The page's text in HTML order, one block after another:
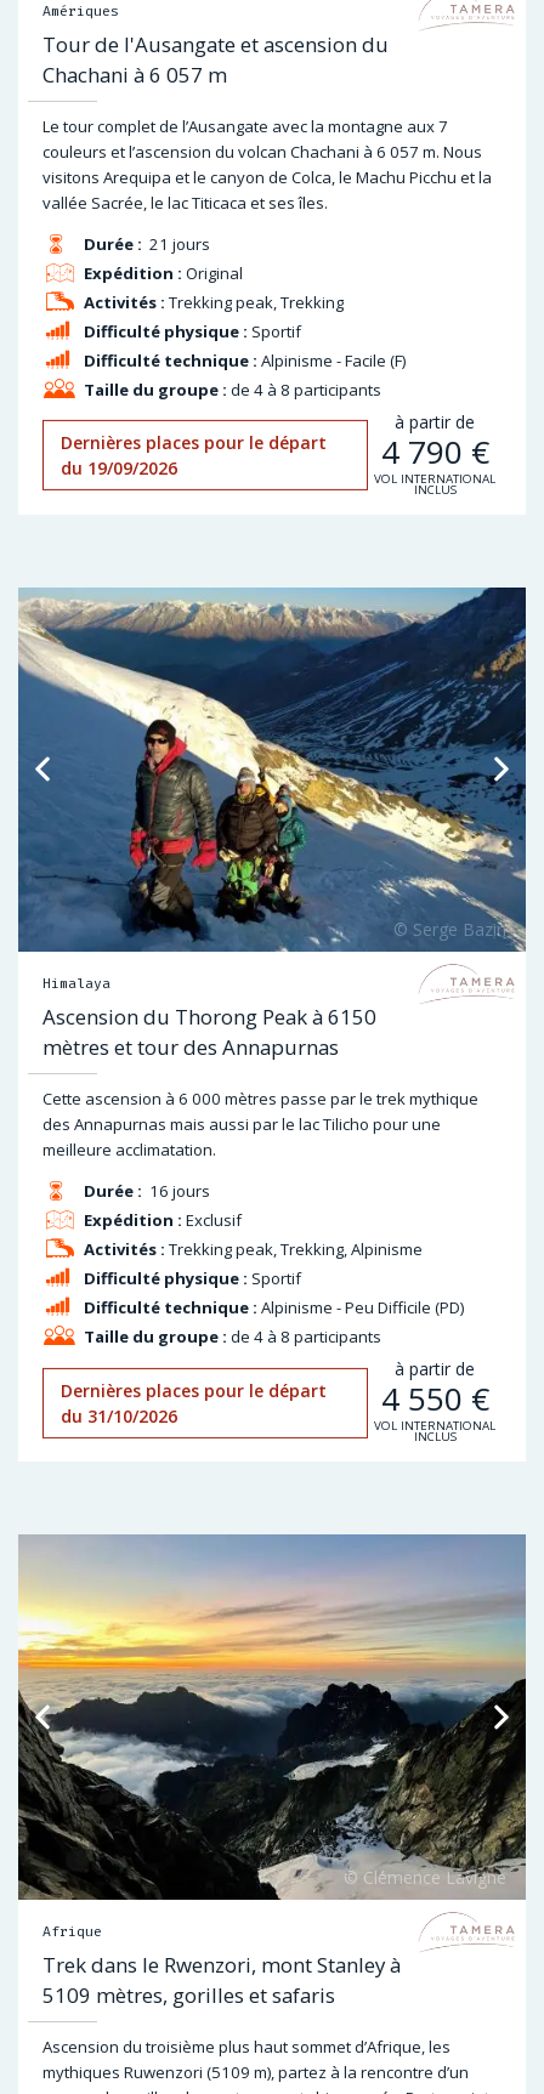
Amériques
Tour de l'Ausangate et ascension du
Chachani à 6 057 m
Le tour complet de l’Ausangate avec la montagne aux 7
couleurs et l’ascension du volcan Chachani à 6 057 m. Nous
visitons Arequipa et le canyon de Colca, le Machu Picchu et la
vallée Sacrée, le lac Titicaca et ses îles.
Durée : 21 jours
Difficulté physique : Sportif
Expédition : Original
Difficulté technique : Alpinisme - Facile (F)
Activités : Trekking peak, Trekking
Taille du groupe : de 4 à 8 participants
Dernières places pour le départ
du 19/09/2026
à partir de
4 790 €
VOL INTERNATIONAL
INCLUS
Himalaya
Ascension du Thorong Peak à 6150
mètres et tour des Annapurnas
Cette ascension à 6 000 mètres passe par le trek mythique
des Annapurnas mais aussi par le lac Tilicho pour une
meilleure acclimatation.
Durée : 16 jours
Difficulté physique : Sportif
Expédition : Exclusif
Difficulté technique : Alpinisme - Peu Difficile (PD)
Activités : Trekking peak, Trekking, Alpinisme
Taille du groupe : de 4 à 8 participants
Dernières places pour le départ
du 31/10/2026
à partir de
4 550 €
VOL INTERNATIONAL
INCLUS
Afrique
Trek dans le Rwenzori, mont Stanley à
5109 mètres, gorilles et safaris
Ascension du troisième plus haut sommet d’Afrique, les
mythiques Ruwenzori (5109 m), partez à la rencontre d’un